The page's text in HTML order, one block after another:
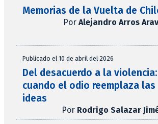
Memorias de la Vuelta de
Por Alejandro Arros
Publicado el 10 de abril del 2026
Del desacuerdo a la violencia:
cuando el odio reemplaza las
ideas
Por Rodrigo Salazar